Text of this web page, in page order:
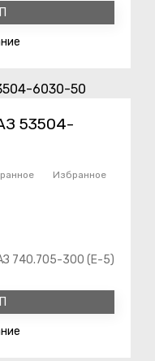
53504-
Избранное
740.705-300 (Е-5)